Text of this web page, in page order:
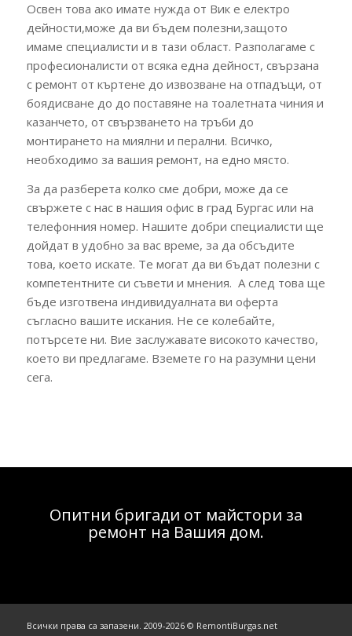
Освен това ако имате нужда от Вик е електро
дейности,може да ви бъдем полезни,защото
имаме специалисти и в тази област. Разполагаме с
професионалисти от всяка една дейност, свързана
с ремонт от къртене до извозване на отпадъци, от
боядисване до до поставяне на тоалетната чиния и
казанчето, от свързването на тръби до
монтирането на миялни и перални. Всичко,
необходимо за вашия ремонт, на едно място.
За да разберета колко сме добри, може да се
свържете с нас в нашия офис в град Бургас или на
телефонния номер. Нашите добри специалисти ще
дойдат в удобно за вас време, за да обсъдите
това, което искате. Те могат да ви бъдат полезни с
компетентните си съвети и мнения. А след това ще
бъде изготвена индивидуалната ви оферта
съгласно вашите искания. Не се колебайте,
потърсете ни. Вие заслужавате високото качество,
което ви предлагаме. Вземете го на разумни цени
сега.
Опитни бригади от майстори за
ремонт на Вашия дом.
Всички права са запазени. 2009-2026 © RemontiBurgas.net